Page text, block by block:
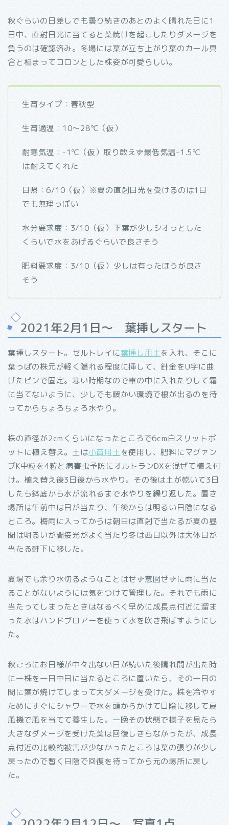
秋ぐらいの日差しでも曇り続きのあとのよく晴れた日に1
日中、直射日光に当てると葉焼けを起こしたりダメージを
負うのは確認済み。冬場には葉が立ち上がり葉のカール具
合と相まってコロンとした株姿が可愛らしい。
生育タイプ：春秋型
生育適温：10～28℃（仮）
耐寒気温：-1℃（仮）取り敢えず最低気温-1.5℃
は耐えてくれた
日照：6/10（仮）※夏の直射日光を受けるのは1日
でも無理っぽい
水分要求度：3/10（仮）下葉が少しシオっとした
くらいで水をあげるぐらいで良さそう
肥料要求度：3/10（仮）少しは有ったほうが良さ
そう
2021年2月1日～ 葉挿しスタート
葉挿しスタート。セルトレイに葉挿し用土を入れ、そこに
葉っぱの株元が軽く隠れる程度に挿して、針金をU字に曲
げたピンで固定。寒い時期なので車の中に入れたりして霜
に当てないように、少しでも暖かい環境で根が出るのを待
ってからちょろちょろ水やり。
株の直径が2cmくらいになったところで6cm白スリットポ
ットに植え替え。土は小苗用土 を使用し、肥料にマグァン
プK中粒を4粒と病害虫予防にオルトランDXを混ぜて植え付
け。植え替え後3日後から水やり。その後は土が乾いて3日
したら鉢底から水が流れるまで水やりを繰り返した。置き
場所は午前中は日が当たり、午後からは明るい日陰になる
ところ。梅雨に入ってからは朝日は直射で当たるが夏の昼
間は明るいが間接光がよく当たり冬は西日以外は大体日が
当たる軒下に移した。
夏場でも余り水切るようなことはせず意図せずに雨に当た
ることがないようには気をつけて管理した。それでも雨に
当たってしまったときはなるべく早めに成長点付近に溜ま
った水はハンドブロアーを使って水を吹き飛ばすようにし
た。
秋ごろにお日様が中々出ない日が続いた後晴れ間が出た時
に一株を一日中日に当たるところに置いたら、その一日の
間に葉が焼けてしまって大ダメージを受けた。株を冷やす
ためにすぐにシャワーで水を頭からかけて日陰に移して扇
風機で風を当てて養生した。一晩その状態で様子を見たら
大きなダメージを受けた葉は回復しきらなかったが、成長
点付近の比較的被害が少なかったところは葉の張りが少し
戻ったので暫く日陰で回復を待ってから元の場所に戻し
た。